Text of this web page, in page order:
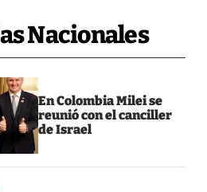
Nacionales
En Colombia Milei se
reunió con el canciller
de Israel